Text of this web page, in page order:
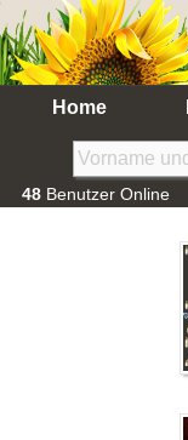
Home
48 Benutzer Online